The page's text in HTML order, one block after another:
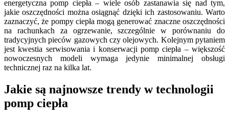
energetyczna pomp ciepła – wiele osób zastanawia się nad tym,
jakie oszczędności można osiągnąć dzięki ich zastosowaniu. Warto
zaznaczyć, że pompy ciepła mogą generować znaczne oszczędności
na rachunkach za ogrzewanie, szczególnie w porównaniu do
tradycyjnych pieców gazowych czy olejowych. Kolejnym pytaniem
jest kwestia serwisowania i konserwacji pomp ciepła – większość
nowoczesnych modeli wymaga jedynie minimalnej obsługi
technicznej raz na kilka lat.
Jakie są najnowsze trendy w technologii
pomp ciepła